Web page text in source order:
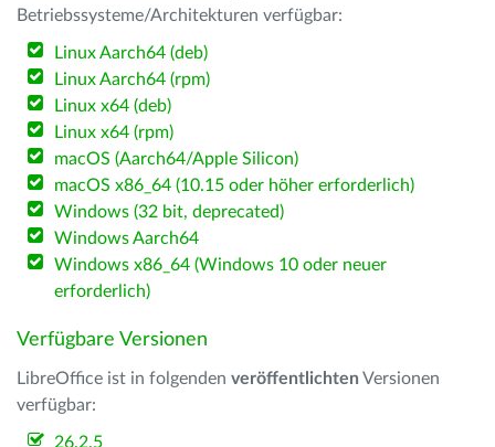
Betriebssysteme/Architekturen verfügbar:
Linux Aarch64 (deb)
Linux Aarch64 (rpm)
Linux x64 (deb)
Linux x64 (rpm)
macOS (Aarch64/Apple Silicon)
macOS x86_64 (10.15 oder höher erforderlich)
Windows (32 bit, deprecated)
Windows Aarch64
Windows x86_64 (Windows 10 oder neuer
erforderlich)
Verfügbare Versionen
LibreOffice ist in folgenden veröffentlichten Versionen
verfügbar:
26.2.5